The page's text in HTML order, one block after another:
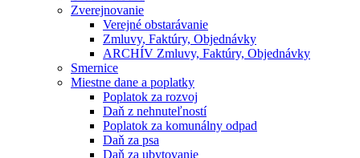
Zverejnovanie
Verejné obstarávanie
Zmluvy, Faktúry, Objednávky
ARCHÍV Zmluvy, Faktúry, Objednávky
Smernice
Miestne dane a poplatky
Poplatok za rozvoj
Daň z nehnuteľností
Poplatok za komunálny odpad
Daň za psa
Daň za ubytovanie